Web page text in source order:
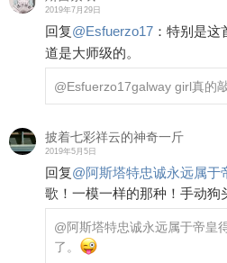
2019年7月29日
回复@Esfuerzo17 ： 特别是这
道是大师级的。
@Esfuerzo17galway girl真的
披着七彩祥云的神奇一斤
2019年5月5日
回复@阿斯塔特忠诚永远属于
歌！一模一样的那种！手动狗
@阿斯塔特忠诚永远属于帝皇
了。